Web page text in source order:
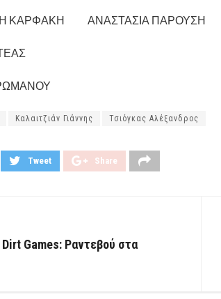
ΚΑΡΦΑΚΗ ΑΝΑΣΤΑΣΙΑ ΠΑΡΟΥΣΗ
Καλαιτζιάν Γιάννης Τσιόγκας Αλέξανδρος
Tweet Share
Dirt Games: Ραντεβού στα